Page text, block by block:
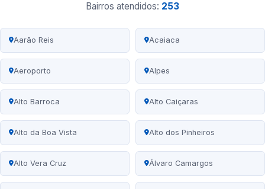
Bairros atendidos: 253
Aarão Reis Acaiaca
Aeroporto Alpes
Alto Barroca Alto Caiçaras
Alto da Boa Vista Alto dos Pinheiros
Alto Vera Cruz Álvaro Camargos